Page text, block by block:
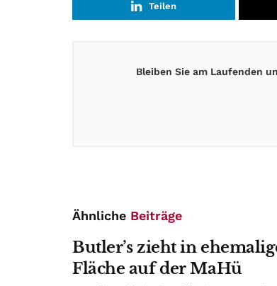
Teilen
Bleiben Sie am Laufenden
Ähnliche Beiträge
Butler’s zieht in
Fläche auf der MaHü